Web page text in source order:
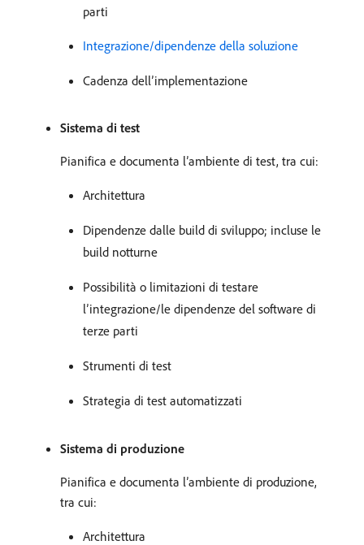
parti
Integrazione/dipendenze della soluzione
Cadenza dell’implementazione
Sistema di test
Pianifica e documenta l’ambiente di test, tra cui:
Architettura
Dipendenze dalle build di sviluppo; incluse le
build notturne
Possibilità o limitazioni di testare
l’integrazione/le dipendenze del software di
terze parti
Strumenti di test
Strategia di test automatizzati
Sistema di produzione
Pianifica e documenta l’ambiente di produzione,
tra cui:
Architettura